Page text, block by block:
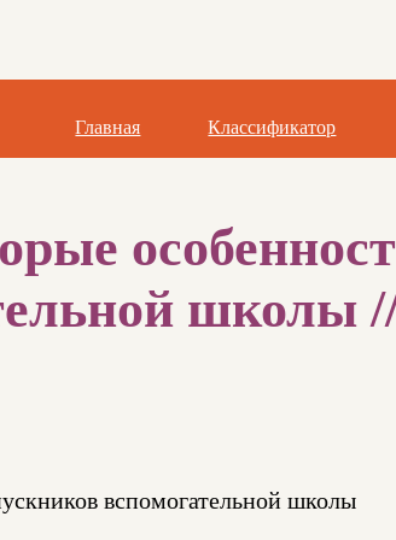
Главная Классификатор
школы
вспомогательной школы